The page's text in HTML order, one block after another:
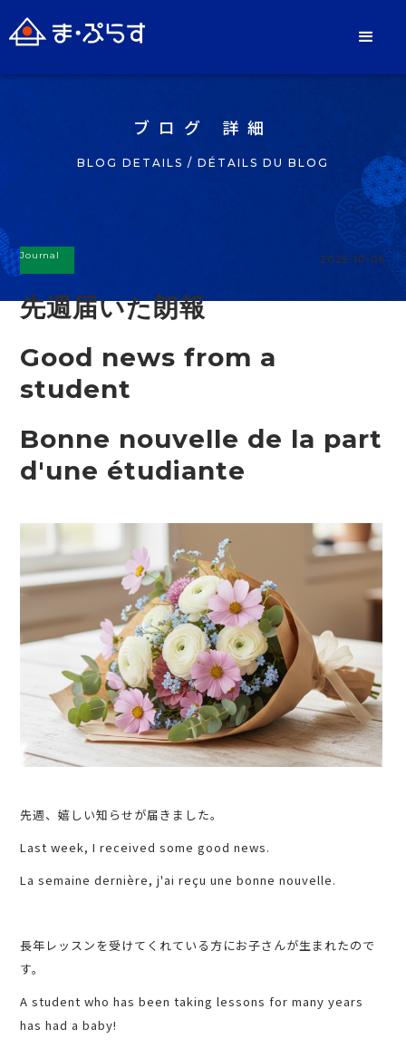
ブログ 詳細
BLOG DETAILS / DÉTAILS DU BLOG
Journal 2025-10-06
先週届いた朗報
Good news from a
student
Bonne nouvelle de la part
d'une étudiante
先週、嬉しい知らせが届きました。
Last week, I received some good news.
La semaine dernière, j'ai reçu une bonne nouvelle.
長年レッスンを受けてくれている方にお子さんが生まれたので
す。
A student who has been taking lessons for many years
has had a baby!